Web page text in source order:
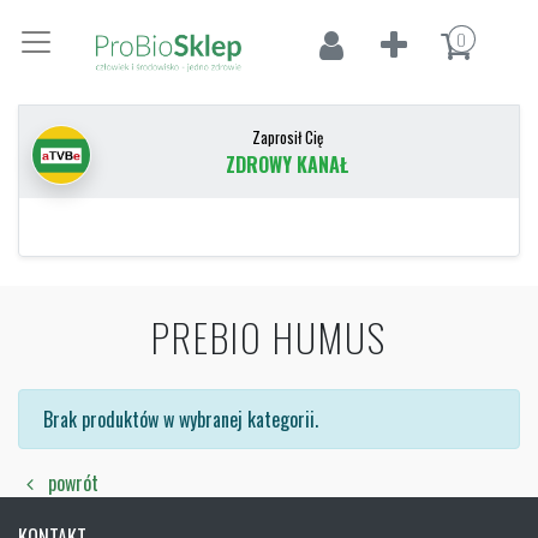
0
Zaprosił Cię
ZDROWY KANAŁ
PREBIO HUMUS
Brak produktów w wybranej kategorii.
powrót